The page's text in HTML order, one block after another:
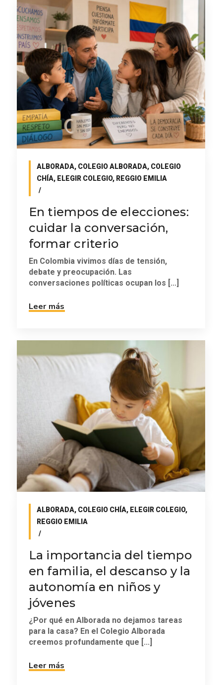
ALBORADA, COLEGIO ALBORADA, COLEGIO
CHÍA, ELEGIR COLEGIO, REGGIO EMILIA
En tiempos de elecciones:
cuidar la conversación,
formar criterio
En Colombia vivimos días de tensión,
debate y preocupación. Las
conversaciones políticas ocupan los [...]
Leer más
ALBORADA, COLEGIO CHÍA, ELEGIR COLEGIO,
REGGIO EMILIA
La importancia del tiempo
en familia, el descanso y la
autonomía en niños y
jóvenes
¿Por qué en Alborada no dejamos tareas
para la casa? En el Colegio Alborada
creemos profundamente que [...]
Leer más